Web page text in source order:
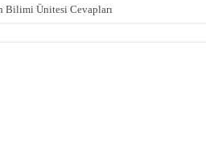
Bilimi Ünitesi Cevapları